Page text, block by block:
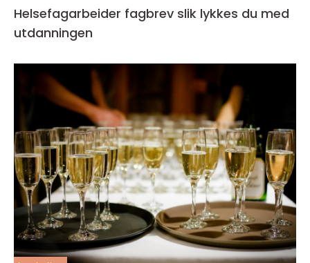
Helsefagarbeider fagbrev slik lykkes du med
utdanningen